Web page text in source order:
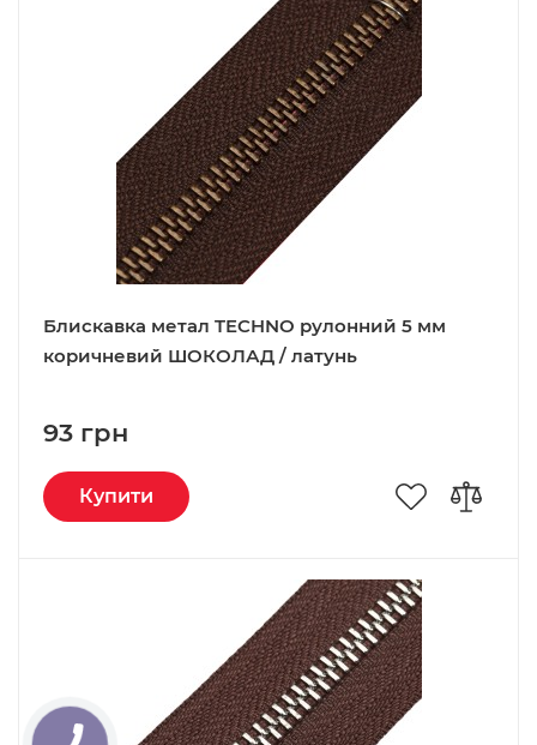
Блискавка метал TECHNO рулонний 5 мм
коричневий ШОКОЛАД / латунь
93 грн
Купити